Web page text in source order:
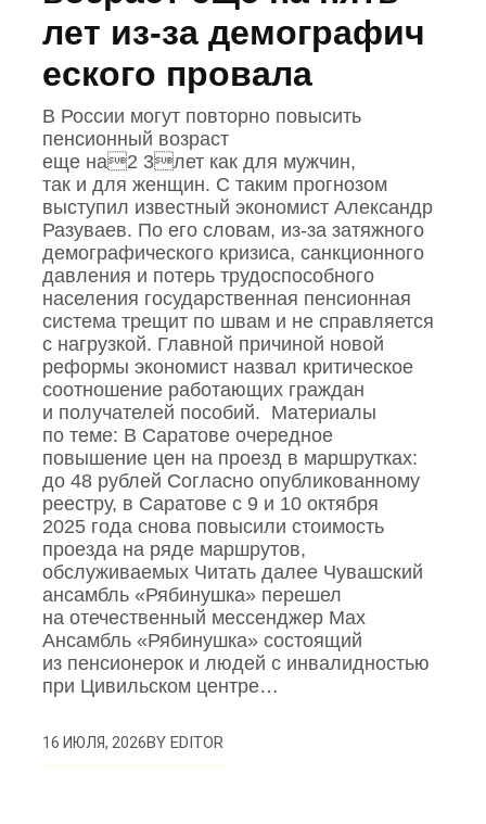
лет из‑за демографич
еского провала
В России могут повторно повысить
пенсионный возраст
еще на2 3лет как для мужчин,
так и для женщин. С таким прогнозом
выступил известный экономист Александр
Разуваев. По его словам, из‑за затяжного
демографического кризиса, санкционного
давления и потерь трудоспособного
населения государственная пенсионная
система трещит по швам и не справляется
с нагрузкой. Главной причиной новой
реформы экономист назвал критическое
соотношение работающих граждан
и получателей пособий. Материалы
по теме: В Саратове очередное
повышение цен на проезд в маршрутках:
до 48 рублей Согласно опубликованному
реестру, в Саратове с 9 и 10 октября
2025 года снова повысили стоимость
проезда на ряде маршрутов,
обслуживаемых Читать далее Чувашский
ансамбль «Рябинушка» перешел
на отечественный мессенджер Max
Ансамбль «Рябинушка» состоящий
из пенсионерок и людей с инвалидностью
при Цивильском центре…
16 ИЮЛЯ, 2026BYEDITOR